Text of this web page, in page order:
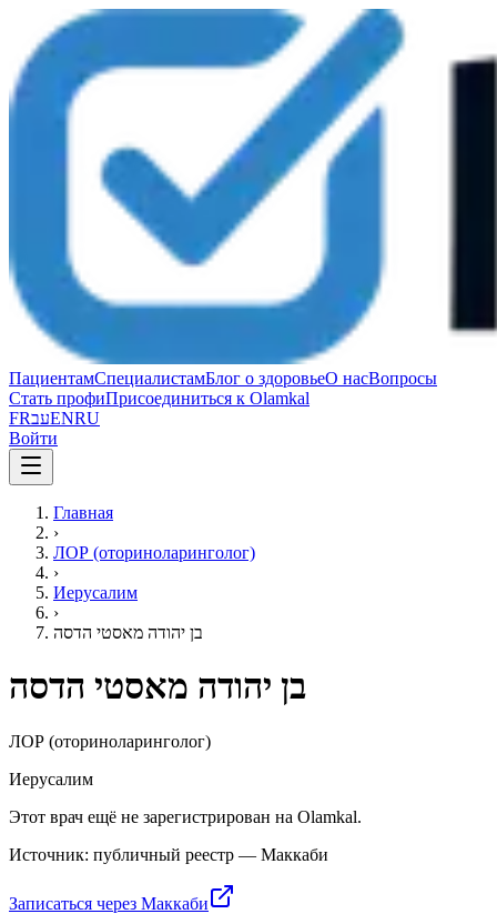
ПациентамСпециалистамБлог о здоровьеО насВопросы
Стать профиПрисоединиться к Olamkal
FRעבENRU
Войти
Главная
›
ЛОР (оториноларинголог)
›
Иерусалим
›
בן יהודה מאסטי הדסה
בן יהודה מאסטי הדסה
ЛОР (оториноларинголог)
Иерусалим
Этот врач ещё не зарегистрирован на Olamkal.
Источник: публичный реестр — Маккаби
Записаться через Маккаби